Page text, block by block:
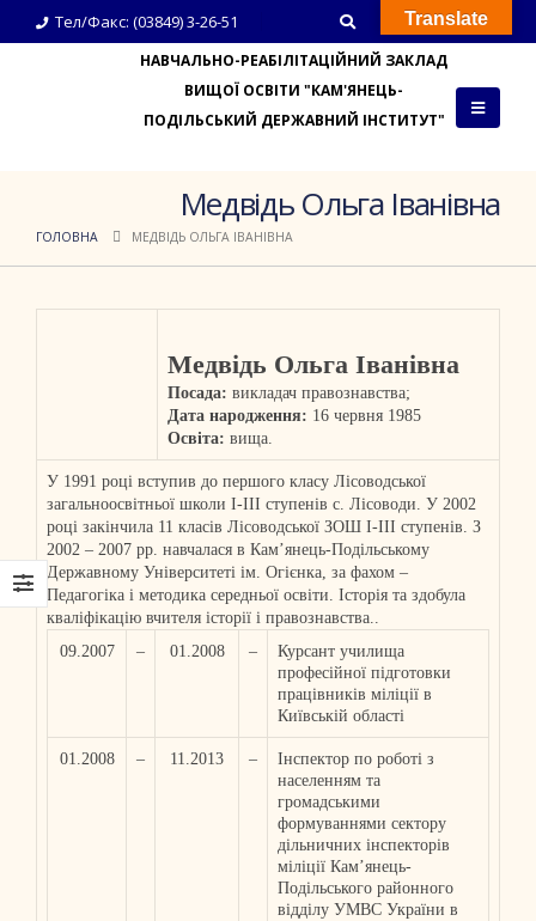
Тел/Факс: (03849) 3-26-51
НАВЧАЛЬНО-РЕАБІЛІТАЦІЙНИЙ ЗАКЛАД
ВИЩОЇ ОСВІТИ "КАМ'ЯНЕЦЬ-
ПОДІЛЬСЬКИЙ ДЕРЖАВНИЙ ІНСТИТУТ"
Медвідь Ольга Іванівна
ГОЛОВНА МЕДВІДЬ ОЛЬГА ІВАНІВНА
Медвідь Ольга Іванівна
Посада: викладач правознавства;
Дата народження: 16 червня 1985
Освіта: вища.
У 1991 році вступив до першого класу Лісоводської
загальноосвітньої школи І-ІІІ ступенів с. Лісоводи. У 2002
році закінчила 11 класів Лісоводської ЗОШ І-ІІІ ступенів. З
2002 – 2007 рр. навчалася в Кам’янець-Подільському
Державному Університеті ім. Огієнка, за фахом –
Педагогіка і методика середньої освіти. Історія та здобула
кваліфікацію вчителя історії і правознавства..
09.2007
– 01.2008 –
Курсант училища
професійної підготовки
працівників міліції в
Київській області
01.2008 – 11.2013 –
Інспектор по роботі з
населенням та
громадськими
формуваннями сектору
дільничних інспекторів
міліції Кам’янець-
Подільського районного
відділу УМВС України в
Translate